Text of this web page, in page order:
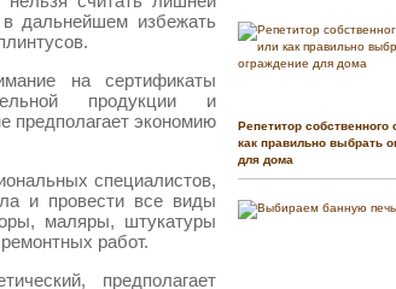
дальнейшем избежать
на сертификаты
продукции и
предполагает экономию
специалистов,
и провести все виды
маляры, штукатуры
работ.
предполагает
Репетитор собственного
как правильно выбрать
для дома